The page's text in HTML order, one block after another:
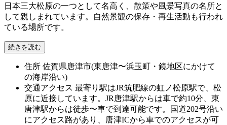
日本三大松原の一つとして名高く、散策や風景写真の名所と
して親しまれています。自然景観の保存・再生活動も行われ
ている場所です。
続きを読む
住所 佐賀県唐津市(東唐津〜浜玉町・鏡地区にかけて
の海岸沿い)
交通アクセス 最寄り駅はJR筑肥線の虹ノ松原駅で、松
原に近接しています。JR唐津駅からは車で約10分、東
唐津駅からは徒歩〜車で到達可能です。国道202号沿い
にアクセス路があり、唐津ICから車でのアクセスが可